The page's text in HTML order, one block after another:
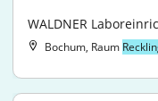
WALDNER
Bochum, Raum